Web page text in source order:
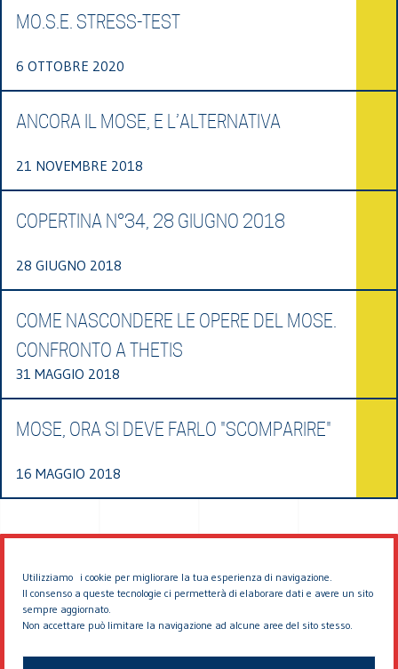
Utilizziamo i cookie per migliorare la tua esperienza di navigazione.
Il consenso a queste tecnologie ci permetterà di elaborare dati e avere un sito
sempre aggiornato.
Non accettare può limitare la navigazione ad alcune aree del sito stesso.
MO.S.E. STRESS-TEST
6 OTTOBRE 2020
ANCORA IL MOSE, E L’ALTERNATIVA
21 NOVEMBRE 2018
COPERTINA N°34, 28 GIUGNO 2018
28 GIUGNO 2018
COME NASCONDERE LE OPERE DEL MOSE.
CONFRONTO A THETIS
31 MAGGIO 2018
MOSE, ORA SI DEVE FARLO "SCOMPARIRE"
16 MAGGIO 2018
© 2026 EDDYBURG